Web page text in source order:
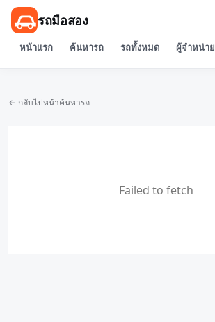
รถมือสอง
หน้าแรก ค้นหารถ รถทั้งหมด ผู้จำหน่าย
← กลับไปหน้าค้นหารถ
Failed to fetch